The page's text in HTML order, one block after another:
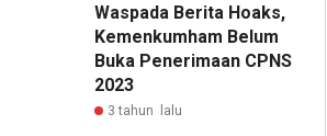
Waspada Berita Hoaks,
Kemenkumham Belum
Buka Penerimaan CPNS
2023
3 tahun lalu